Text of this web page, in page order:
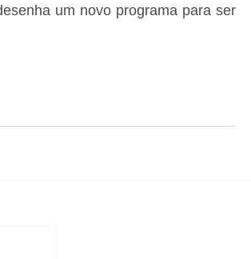
um novo programa para ser